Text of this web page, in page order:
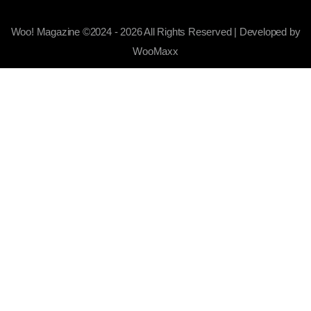
Woo! Magazine ©2024 - 2026 All Rights Reserved | Developed by
WooMaxx